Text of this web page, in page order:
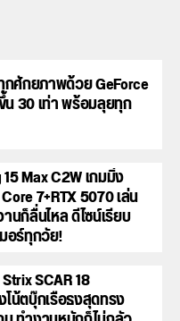
กศักยภาพด้วย GeForce
น 30 เท่า พร้อมลุยทุก
Max C2W เกมมิ่ง
7+RTX 5070 เล่น
นก็ลื่นไหล ดีไซน์เรียบ
อร์ทุกวัย!
SCAR 18
น้ตบุ๊กเรือธงสุดทรง